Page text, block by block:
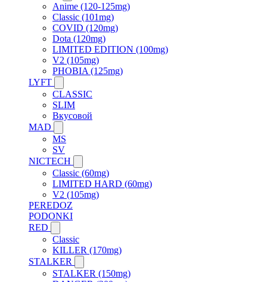
Anime (120-125mg)
Classic (101mg)
COVID (120mg)
Dota (120mg)
LIMITED EDITION (100mg)
V2 (105mg)
PHOBIA (125mg)
LYFT
CLASSIC
SLIM
Вкусовой
MAD
MS
SV
NICTECH
Classic (60mg)
LIMITED HARD (60mg)
V2 (105mg)
PEREDOZ
PODONKI
RED
Classic
KILLER (170mg)
STALKER
STALKER (150mg)